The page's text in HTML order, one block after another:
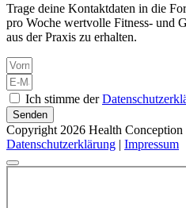
Trage deine Kontaktdaten in die
pro Woche wertvolle Fitness- und
aus der Praxis zu erhalten.
Ich stimme der
Senden
Copyright 2026 Health Conception
Datenschutzerklärung | Impressum